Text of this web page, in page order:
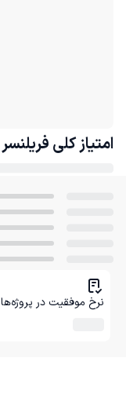
امتیاز کلی فریلنسر
نرخ موفقیت در پروژه‌ها